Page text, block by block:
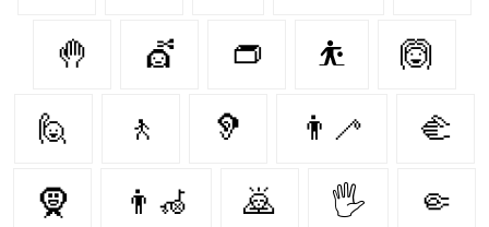
🤚 💇‍ 👝 ⛹ 🙆‍
🙋 🚶‍ 🦻 👨‍🦯 🫲
🧕 👨‍🦽 🙇 🖐 🤏